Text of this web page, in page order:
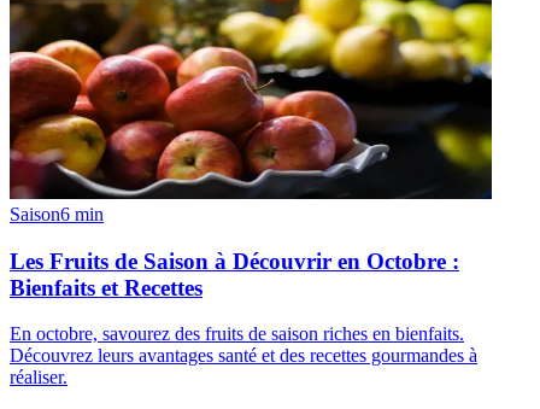
Saison6 min
Les Fruits de Saison à Découvrir en Octobre :
Bienfaits et Recettes
En octobre, savourez des fruits de saison riches en bienfaits.
Découvrez leurs avantages santé et des recettes gourmandes à
réaliser.